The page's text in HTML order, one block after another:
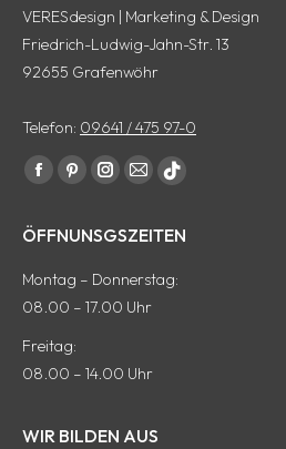
VERESdesign | Marketing & Design
Friedrich-Ludwig-Jahn-Str. 13
92655 Grafenwöhr
Telefon: 09641 / 475 97-0
Finde uns auf:
Facebook
wird
einem
Fenster
geöffnet
Pinterest
wird
einem
Fenster
geöffnet
Instagram
wird
einem
geöffnet
E-
Seite
wird
in
Fenster
tiktok
wird
ÖFFNUNSGSZEITEN
Montag – Donnerstag:
08.00 – 17.00 Uhr
Freitag:
08.00 – 14.00 Uhr
WIR BILDEN AUS